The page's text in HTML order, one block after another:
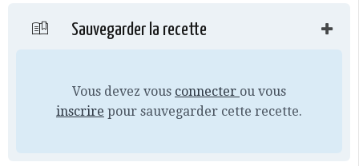
Sauvegarder la recette
Vous devez vous connecter ou vous
inscrire pour sauvegarder cette recette.